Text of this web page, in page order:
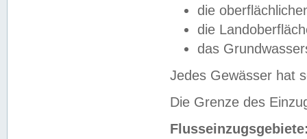
die
die
das
Jedes Gewässer hat
Die Grenze des